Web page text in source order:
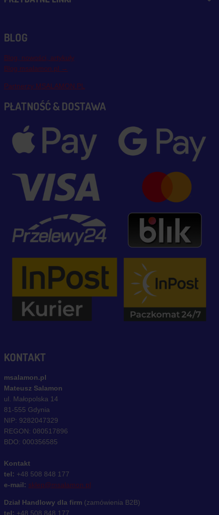
BLOG
Blog, nowości, artykuły
Blog msalamon.pl →
Partnerzy MSALAMON.PL
PŁATNOŚĆ & DOSTAWA
KONTAKT
msalamon.pl
Mateusz Salamon
ul. Małopolska 14
81-555 Gdynia
NIP: 9282047329
REGON: 080517896
BDO: 000356585
Kontakt
tel: +48 508 848 177
e-mail: sklep@msalamon.pl
Dział Handlowy dla firm (zamówienia B2B)
tel: +48 508 848 177